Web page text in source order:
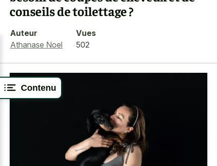
Contenu
conseils de toilettage ?
Auteur
Athanase Noel
Vues
502